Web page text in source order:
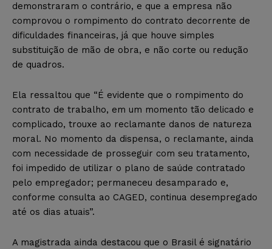
demonstraram o contrário, e que a empresa não
comprovou o rompimento do contrato decorrente de
dificuldades financeiras, já que houve simples
substituição de mão de obra, e não corte ou redução
de quadros.
Ela ressaltou que “É evidente que o rompimento do
contrato de trabalho, em um momento tão delicado e
complicado, trouxe ao reclamante danos de natureza
moral. No momento da dispensa, o reclamante, ainda
com necessidade de prosseguir com seu tratamento,
foi impedido de utilizar o plano de saúde contratado
pelo empregador; permaneceu desamparado e,
conforme consulta ao CAGED, continua desempregado
até os dias atuais”.
A magistrada ainda destacou que o Brasil é signatário